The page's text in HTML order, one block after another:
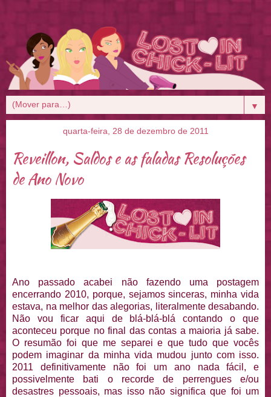
▼
quarta-feira, 28 de dezembro de 2011
Reveillon, Saldos e as faladas Resoluções
de Ano Novo
Ano passado acabei não fazendo uma postagem
encerrando 2010, porque, sejamos sinceras, minha vida
estava, na melhor das alegorias, literalmente desabando.
Não vou ficar aqui de blá-blá-blá contando o que
aconteceu porque no final das contas a maioria já sabe.
O resumão foi que me separei e que tudo que vocês
podem imaginar da minha vida mudou junto com isso.
2011 definitivamente não foi um ano nada fácil, e
possivelmente bati o recorde de perrengues e/ou
desastres pessoais, mas isso não significa que foi um